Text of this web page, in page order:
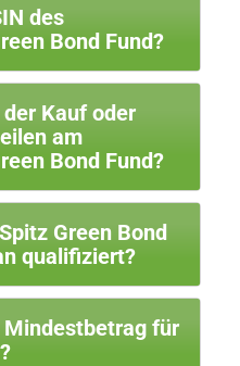
des
Bond Fund?
Kauf oder
am
Bond Fund?
Green Bond
qualifiziert?
für